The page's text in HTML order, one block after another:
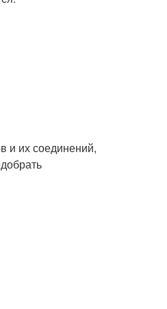
и их соединений,